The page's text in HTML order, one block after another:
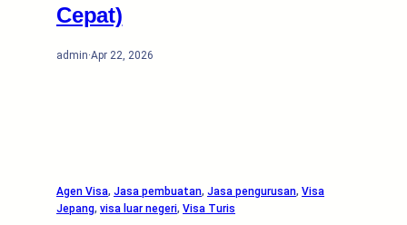
Cepat)
admin·Apr 22, 2026
Agen Visa, Jasa pembuatan, Jasa pengurusan, Visa
Jepang, visa luar negeri, Visa Turis